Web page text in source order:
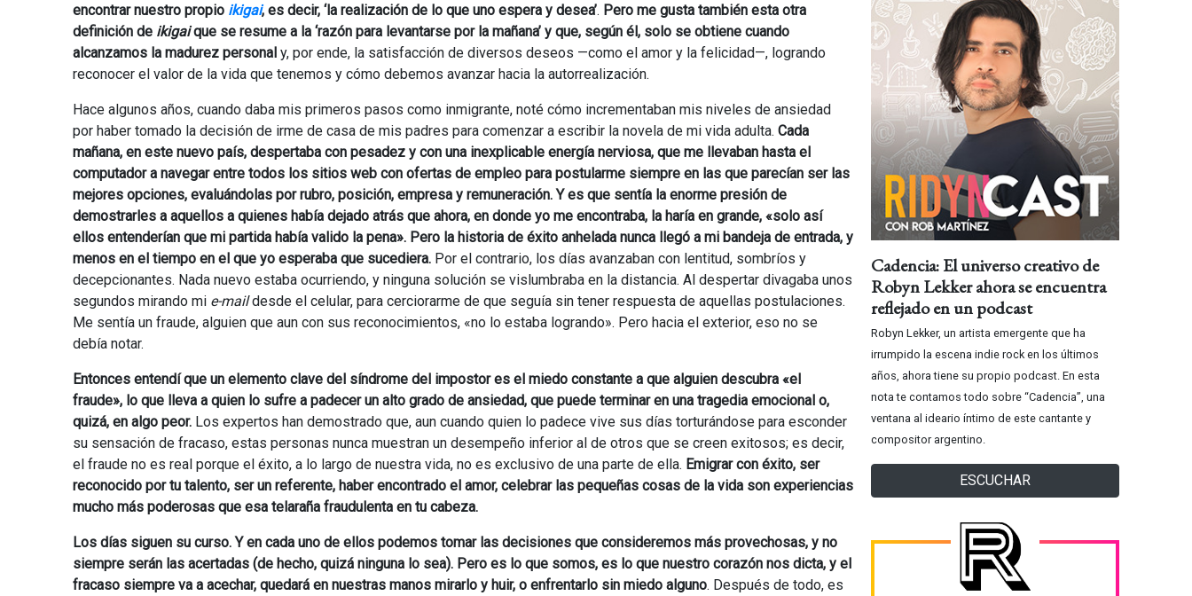
encontrar nuestro propio ikigai, es decir, ‘la realización de lo que uno espera y desea’. Pero me gusta también esta otra
definición de ikigaique se resume a la ‘razón para levantarse por la mañana’ y que, según él, solo se obtiene cuando
alcanzamos la madurez personal y, por ende, la satisfacción de diversos deseos —como el amor y la felicidad—, logrando
reconocer el valor de la vida que tenemos y cómo debemos avanzar hacia la autorrealización.
Hace algunos años, cuando daba mis primeros pasos como inmigrante, noté cómo incrementaban mis niveles de ansiedad
por haber tomado la decisión de irme de casa de mis padres para comenzar a escribir la novela de mi vida adulta. Cada
mañana, en este nuevo país, despertaba con pesadez y con una inexplicable energía nerviosa, que me llevaban hasta el
computador a navegar entre todos los sitios web con ofertas de empleo para postularme siempre en las que parecían ser las
mejores opciones, evaluándolas por rubro, posición, empresa y remuneración. Y es que sentía la enorme presión de
demostrarles a aquellos a quienes había dejado atrás que ahora, en donde yo me encontraba, la haría en grande, «solo así
ellos entenderían que mi partida había valido la pena». Pero la historia de éxito anhelada nunca llegó a mi bandeja de entrada, y
menos en el tiempo en el que yo esperaba que sucediera. Por el contrario, los días avanzaban con lentitud, sombríos y
decepcionantes. Nada nuevo estaba ocurriendo, y ninguna solución se vislumbraba en la distancia. Al despertar divagaba unos
segundos mirando mi e-maildesde el celular, para cerciorarme de que seguía sin tener respuesta de aquellas postulaciones.
Me sentía un fraude, alguien que aun con sus reconocimientos, «no lo estaba logrando». Pero hacia el exterior, eso no se
debía notar.
Entonces entendí que un elemento clave del síndrome del impostor es el miedo constante a que alguien descubra «el
fraude», lo que lleva a quien lo sufre a padecer un alto grado de ansiedad, que puede terminar en una tragedia emocional o,
quizá, en algo peor. Los expertos han demostrado que, aun cuando quien lo padece vive sus días torturándose para esconder
su sensación de fracaso, estas personas nunca muestran un desempeño inferior al de otros que se creen exitosos; es decir,
el fraude no es real porque el éxito, a lo largo de nuestra vida, no es exclusivo de una parte de ella. Emigrar con éxito, ser
reconocido por tu talento, ser un referente, haber encontrado el amor, celebrar las pequeñas cosas de la vida son experiencias
mucho más poderosas que esa telaraña fraudulenta en tu cabeza.
Los días siguen su curso. Y en cada uno de ellos podemos tomar las decisiones que consideremos más provechosas, y no
siempre serán las acertadas (de hecho, quizá ninguna lo sea). Pero es lo que somos, es lo que nuestro corazón nos dicta, y el
fracaso siempre va a acechar, quedará en nuestras manos mirarlo y huir, o enfrentarlo sin miedo alguno. Después de todo, es
Cadencia: El universo creativo de
Robyn Lekker ahora se encuentra
reflejado en un podcast
Robyn Lekker, un artista emergente que ha
irrumpido la escena indie rock en los últimos
años, ahora tiene su propio podcast. En esta
nota te contamos todo sobre “Cadencia”, una
ventana al ideario íntimo de este cantante y
compositor argentino.
ESCUCHAR